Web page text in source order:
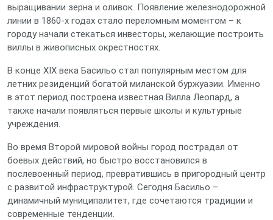
выращивании зерна и оливок. Появление железнодорожной
линии в 1860‑х годах стало переломным моментом – к
городу начали стекаться инвесторы, желающие построить
виллы в живописных окрестностях.
В конце XIX века Басильо стал популярным местом для
летних резиденций богатой миланской буржуазии. Именно
в этот период построена известная Вилла Леопард, а
также начали появляться первые школы и культурные
учреждения.
Во время Второй мировой войны город пострадал от
боевых действий, но быстро восстановился в
послевоенный период, превратившись в пригородный центр
с развитой инфраструктурой. Сегодня Басильо –
динамичный муниципалитет, где сочетаются традиции и
современные тенденции.